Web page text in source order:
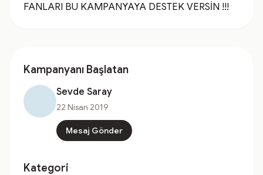
FANLARI BU KAMPANYAYA DESTEK VERSİN !!!
Kampanyanı Başlatan
Sevde Saray
22 Nisan 2019
Mesaj Gönder
Kategori